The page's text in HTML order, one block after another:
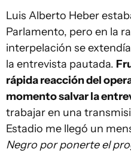
Luis Alberto Heber
Parlamento, pero en la
interpelación se
la entrevista pautada.
rápida reacción del
momento salvar la
trabajar en una
Estadio me llegó un
Negro por ponerte el